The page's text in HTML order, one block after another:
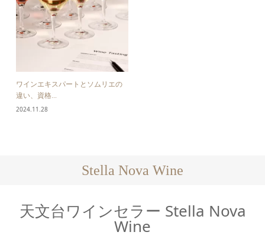
ワインエキスパートとソムリエの
違い、資格...
2024.11.28
Stella Nova Wine
天文台ワインセラー Stella Nova
Wine